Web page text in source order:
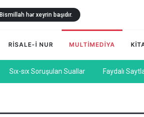
Bismillah hər xeyrin başıdır.
RİSALE-İ NUR MULTİMEDİYA
Sıx-sıx Soruşulan Suallar Faydalı